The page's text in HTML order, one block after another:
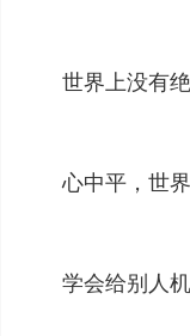
世界上没有绝
心中平，世界
学会给别人机